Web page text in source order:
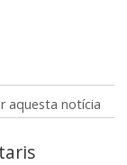
aquesta notícia